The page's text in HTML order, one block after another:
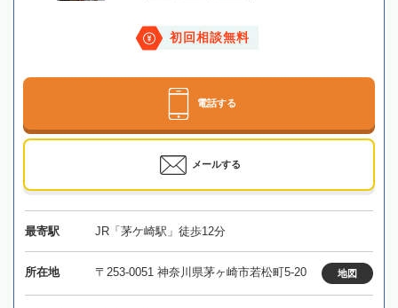
初回相談無料
電話する
メールする
最寄駅 JR「茅ケ崎駅」徒歩12分
所在地 〒253-0051 神奈川県茅ヶ崎市若松町5-20 地図